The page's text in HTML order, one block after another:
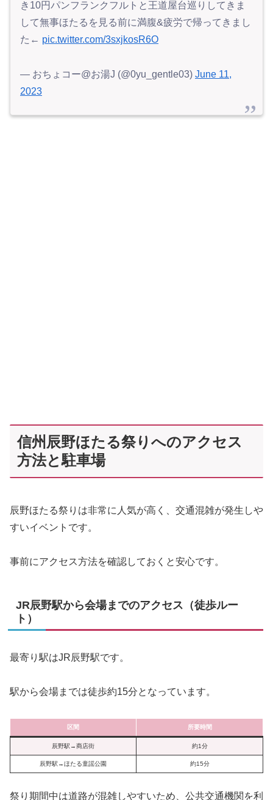
き10円パンフランクフルトと王道屋台巡りしてきま
して無事ほたるを見る前に満腹&疲労で帰ってきまし
た← pic.twitter.com/3sxjkosR6O
— おちょコー@お湯J (@0yu_gentle03) June 11,
2023
信州辰野ほたる祭りへのアクセス
方法と駐車場
辰野ほたる祭りは非常に人気が高く、交通混雑が発生しや
すいイベントです。
事前にアクセス方法を確認しておくと安心です。
JR辰野駅から会場までのアクセス（徒歩ルー
ト）
最寄り駅はJR辰野駅です。
駅から会場までは徒歩約15分となっています。
区間 所要時間
辰野駅→商店街 約1分
辰野駅→ほたる童謡公園 約15分
祭り期間中は道路が混雑しやすいため、公共交通機関を利